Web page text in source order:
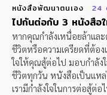
หนังสือพัฒนาตนเอง 24
ไปกันต่อกับ 3 หนังสือใ
หากคุณกำลังเหนื่อยล้าและ
ชีวิตหรือความเครียดที่ต้อ
ใจให้คุณสู้ต่อไป มอบกำลั
ชีวิตทุกวัน หนังสือเป็นแหล่
เรามีกำลังใจในการต่อสู้ต่